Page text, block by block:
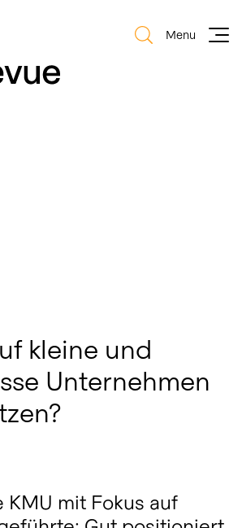
Menu
kleine und
Unternehmen
KMU mit Fokus auf